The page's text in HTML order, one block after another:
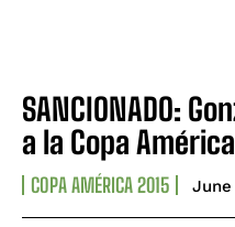
SANCIONADO:
a la Copa América
COPA AMÉRICA 2015 June